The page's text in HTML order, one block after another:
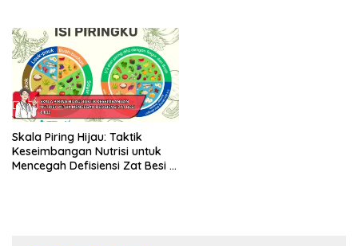
Skala Piring Hijau: Taktik
Keseimbangan Nutrisi untuk
Mencegah Defisiensi Zat Besi &